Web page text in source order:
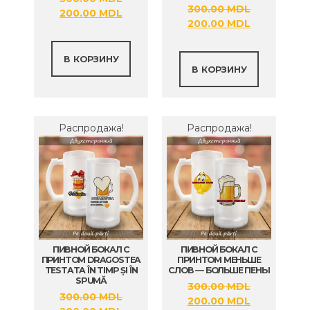
Первоначальная
составляла
300.00 MDL.
200.00 MDL
200.00 MDL.
В КОРЗИНУ
300.00MDL
Первоначальная
составляла
300.00 MDL.
200.00 MDL
200.00
В КОРЗИНУ
Распродажа!
ПИВНОЙ БОКАЛ С
ПРИНТОМ DRAGOSTEA
TESTATA ÎN TIMP ȘI ÎN
SPUMĂ
300.00MDL
Распродажа!
ПИВНОЙ БОКАЛ С
ПРИНТОМ МЕНЬШЕ
СЛОВ — БОЛЬШЕ ПЕНЫ
300.00MDL
Первоначальная
200.00 MDL